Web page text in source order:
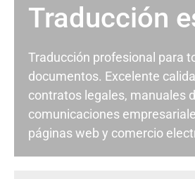
Traducción
Traducción profesional para
documentos. Excelente
contratos legales, manuales
comunicaciones
páginas web y comercio